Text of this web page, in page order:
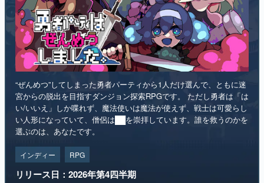
“ぜんめつ”してしまった勇者パーティから1人だけ選んで、ともに迷
宮からの脱出を目指すダンジョン探索RPGです。 ただし勇者は「は
い/いいえ」しか喋れず、魔法使いは魔法が使えず、戦士は可愛らし
選ぶのは、あなたです。
インディー RPG
リリース日：2026年第4四半期